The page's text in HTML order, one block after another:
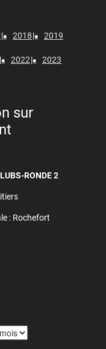
2018 2019
2022 2023
sur
RONDE 2
: Rochefort